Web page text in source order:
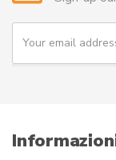
Y
u
i
l